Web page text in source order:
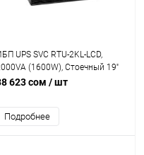
UPS SVC RTU-2KL-LCD,
(1600W), Стоечный 19''
RTU-серия, USB-SMART,
Бат.: 9Ач*3 шт.,
Вентилятор: 8cм*1шт.
623 сом / шт
Подробнее